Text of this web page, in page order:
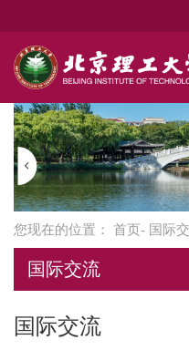
您现在的位置： 首页- 国际
国际交流
国际交流